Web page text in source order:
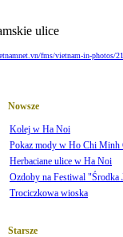
ulice
fms/vietnam-in-photos/
Nowsze
Kolej w Ha Noi
Pokaz mody w Ho Chi Minh
Herbaciane ulice w Ha Noi
Ozdoby na Festiwal "Środka
Trociczkowa wioska
Starsze